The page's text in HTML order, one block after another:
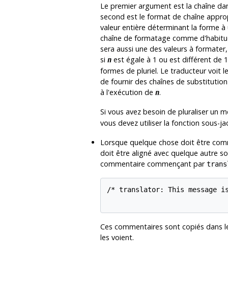
Le premier argument est la chaîne
second est le format de chaîne
valeur entière déterminant la forme
chaîne de formatage comme
sera aussi une des valeurs à
si nest égale à 1 ou est différent de
formes de pluriel. Le traducteur voit
de fournir des chaînes de
à l'exécution de n.
Si vous avez besoin de pluraliser un
vous devez utiliser la fonction sous-
Lorsque quelque chose doit être
doit être aligné avec quelque autre
commentaire commençant par
/* translator: This message
Ces commentaires sont copiés dans
les voient.